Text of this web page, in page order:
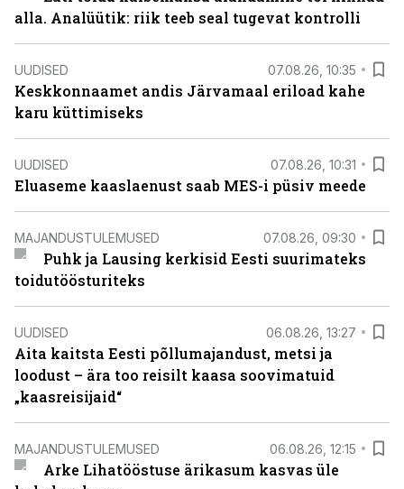
alla. Analüütik: riik teeb seal tugevat kontrolli
UUDISED 07.08.26, 10:35
Keskkonnaamet andis Järvamaal eriload kahe
karu küttimiseks
UUDISED 07.08.26, 10:31
Eluaseme kaaslaenust saab MES-i püsiv meede
MAJANDUSTULEMUSED 07.08.26, 09:30
Puhk ja Lausing kerkisid Eesti suurimateks
toidutöösturiteks
UUDISED 06.08.26, 13:27
Aita kaitsta Eesti põllumajandust, metsi ja
loodust – ära too reisilt kaasa soovimatuid
„kaasreisijaid“
MAJANDUSTULEMUSED 06.08.26, 12:15
Arke Lihatööstuse ärikasum kasvas üle